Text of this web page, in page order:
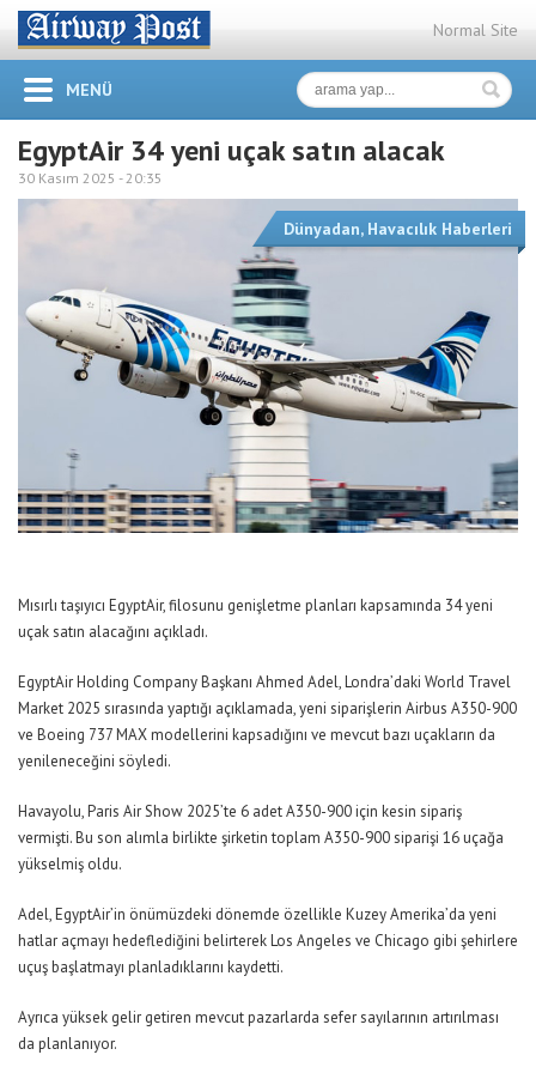
Normal Site
MENÜ
EgyptAir 34 yeni uçak satın alacak
30 Kasım 2025 -20:35
Dünyadan, Havacılık Haberleri
Mısırlı taşıyıcı EgyptAir, filosunu genişletme planları kapsamında 34 yeni
uçak satın alacağını açıkladı.
EgyptAir Holding Company Başkanı Ahmed Adel, Londra’daki World Travel
Market 2025 sırasında yaptığı açıklamada, yeni siparişlerin Airbus A350-900
ve Boeing 737 MAX modellerini kapsadığını ve mevcut bazı uçakların da
yenileneceğini söyledi.
Havayolu, Paris Air Show 2025’te 6 adet A350-900 için kesin sipariş
vermişti. Bu son alımla birlikte şirketin toplam A350-900 siparişi 16 uçağa
yükselmiş oldu.
Adel, EgyptAir’in önümüzdeki dönemde özellikle Kuzey Amerika’da yeni
hatlar açmayı hedeflediğini belirterek Los Angeles ve Chicago gibi şehirlere
uçuş başlatmayı planladıklarını kaydetti.
Ayrıca yüksek gelir getiren mevcut pazarlarda sefer sayılarının artırılması
da planlanıyor.